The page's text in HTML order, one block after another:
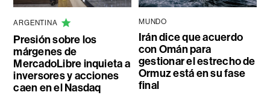
ARGENTINA
Presión sobre los
márgenes de
MercadoLibre inquieta a
inversores y acciones
caen en el Nasdaq
MUNDO
Irán dice que acuerdo
con Omán para
gestionar el estrecho de
Ormuz está en su fase
final